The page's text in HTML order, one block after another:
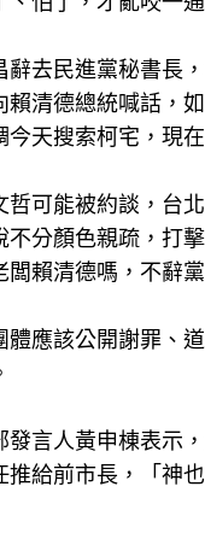
辭去民進黨秘書長
賴清德總統喊話，
今天搜索柯宅，現
哲可能被約談，台
不分顏色親疏，打
賴清德嗎，不辭
體應該公開謝罪、
發言人黃申棟表示
推給前市長，「神